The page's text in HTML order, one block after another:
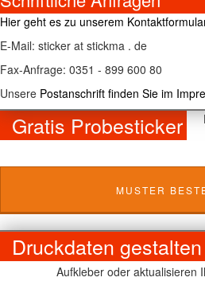
Hier geht es zu unserem
E-Mail: sticker at stickma . de
Fax-Anfrage: 0351 - 899 600 80
Unsere Postanschrift finden Sie im
Gratis Probesticker
MUSTER
Druckdaten
Aufkleber oder aktualisieren